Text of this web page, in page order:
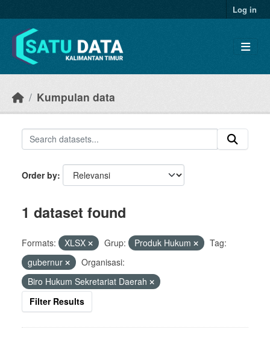
Log in
Kumpulan data
Order by
1 dataset found
Formats: XLSX Grup: Produk Hukum
Tag:
gubernur
Organisasi:
Biro Hukum Sekretariat Daerah
Filter Results